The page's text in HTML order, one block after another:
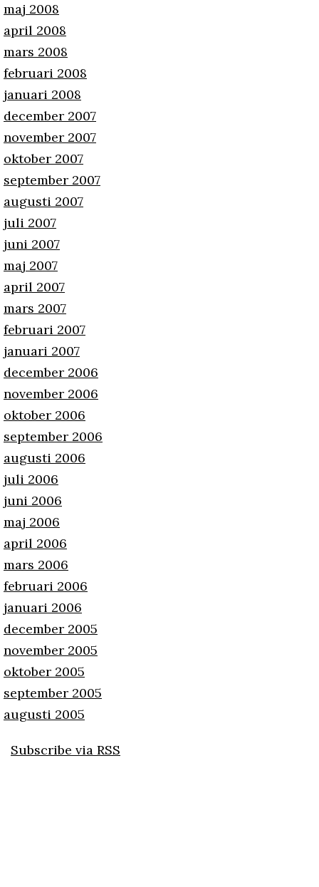
maj 2008
april 2008
mars 2008
februari 2008
januari 2008
december 2007
november 2007
oktober 2007
september 2007
augusti 2007
juli 2007
juni 2007
maj 2007
april 2007
mars 2007
februari 2007
januari 2007
december 2006
november 2006
oktober 2006
september 2006
augusti 2006
juli 2006
juni 2006
maj 2006
april 2006
mars 2006
februari 2006
januari 2006
december 2005
november 2005
oktober 2005
september 2005
augusti 2005
Subscribe via RSS